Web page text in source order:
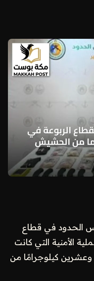
الحدود في قطاع
الأمنية التي كانت
وعشرين كيلوجرامًا من